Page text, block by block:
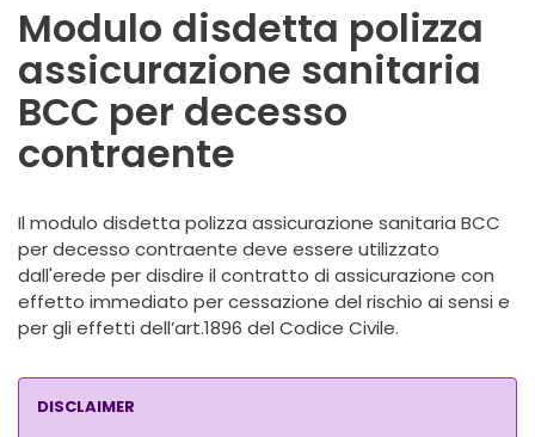
Modulo disdetta polizza
assicurazione sanitaria
BCC per decesso
contraente
Il modulo disdetta polizza assicurazione sanitaria BCC
per decesso contraente deve essere utilizzato
dall'erede per disdire il contratto di assicurazione con
effetto immediato per cessazione del rischio ai sensi e
per gli effetti dell’art.1896 del Codice Civile.
DISCLAIMER